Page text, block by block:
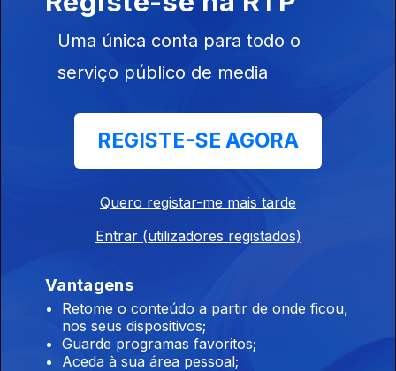
Dra. Ana Arrobas - Asma (Coimbra)
23 mar. 2018
Prof.Dr. José Delgado Alves - Lúpus
21 mar. 2018
Dr. Luís Graça - Tolerância Imunitária
Uma única conta para todo o
serviço público de media
REGISTE-SE AGORA
Quero registar-me mais tarde
Entrar (utilizadores registados)
Vantagens
Retome o conteúdo a partir de onde ficou,
nos seus dispositivos;
Guarde programas favoritos;
Aceda à sua área pessoal;